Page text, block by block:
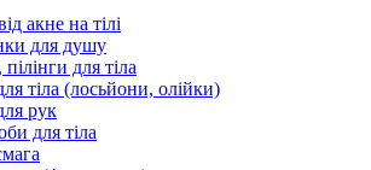
акне на тілі
для душу
для тіла
тіла (лосьйони, олійки)
рук
для тіла